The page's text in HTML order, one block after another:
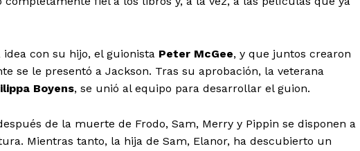
con su hijo, el guionista Peter McGee, y que juntos crearon
se le presentó a Jackson. Tras su aprobación, la veterana
Boyens, se unió al equipo para desarrollar el guion.
de la muerte de Frodo, Sam, Merry y Pippin se disponen a
Mientras tanto, la hija de Sam, Elanor, ha descubierto un